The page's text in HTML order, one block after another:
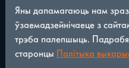
146
Яны дапамагаюць нам
ўзаемадзейнічаеце з
трэба палепшыць.
старонцы
Палітыка